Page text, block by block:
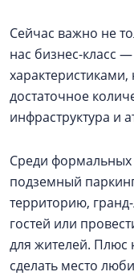
Сейчас важно не
нас бизнес-класс
достаточное
инфраструктура и
Среди
подземный
территорию,
гостей или
для жителей. Плюс
сделать место